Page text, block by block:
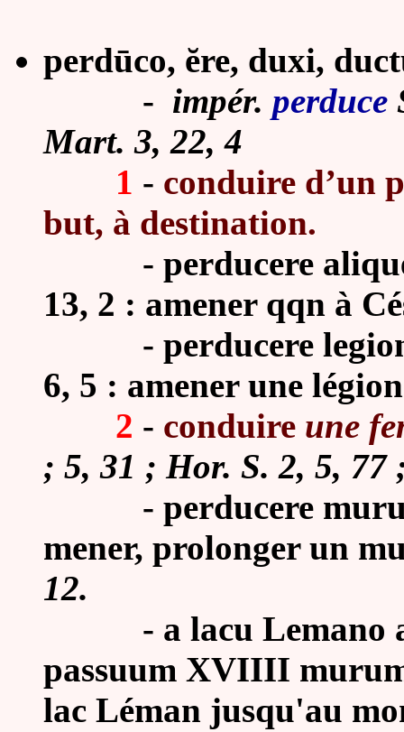
perdūco, ĕre, duxi,
- impér. perduce
Mart. 3, 22, 4
1 - conduire d’un
but, à destination.
- perducere
13, 2 : amener qqn à
- perducere
6, 5 : amener une
2 - conduire une
; 5, 31 ; Hor. S. 2, 5, 77
- perducere
mener, prolonger un
12.
- a lacu Lemano
passuum XVIIII
lac Léman jusqu'au